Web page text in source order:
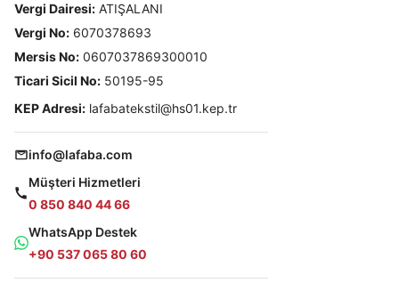
Vergi Dairesi: ATIŞALANI
Vergi No: 6070378693
Mersis No: 0607037869300010
Ticari Sicil No: 50195-95
KEP Adresi: lafabatekstil@hs01.kep.tr
info@lafaba.com
Müşteri Hizmetleri
0 850 840 44 66
WhatsApp Destek
+90 537 065 80 60